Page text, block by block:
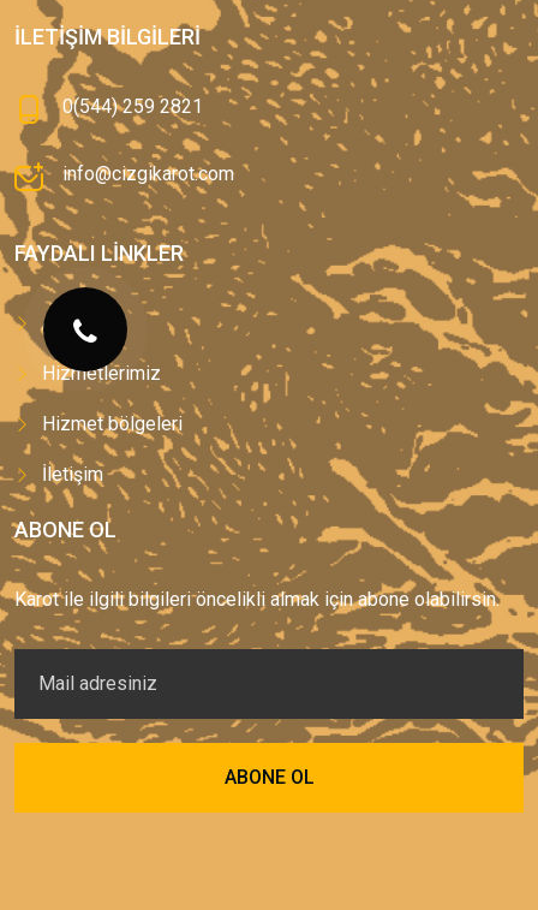
İLETIŞIM BILGILERI
0(544) 259 2821
info@cizgikarot.com
FAYDALI LINKLER
Anasayfa
Hizmetlerimiz
Hizmet bölgeleri
İletişim
ABONE OL
Karot ile ilgili bilgileri öncelikli almak için abone olabilirsin.